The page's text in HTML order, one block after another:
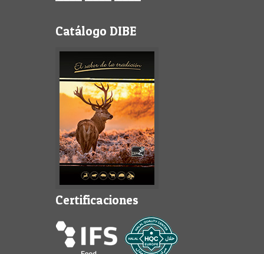
Catálogo DIBE
Certificaciones